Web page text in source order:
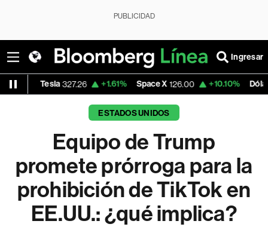
PUBLICIDAD
Ingresar
+1.61% Space X 126.00 +10.10% Dólar Oficial -
ESTADOS UNIDOS
Equipo de Trump
promete prórroga para la
prohibición de TikTok en
EE.UU.: ¿qué implica?